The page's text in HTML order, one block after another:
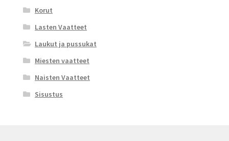
Korut
Lasten Vaatteet
Laukut ja pussukat
Miesten vaatteet
Naisten Vaatteet
Sisustus